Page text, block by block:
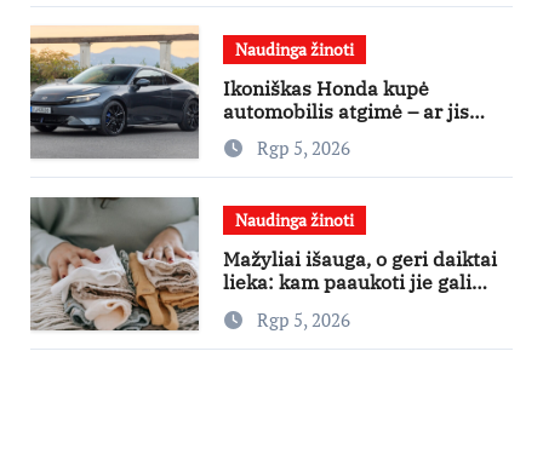
Naudinga žinoti
Ikoniškas Honda kupė
automobilis atgimė – ar jis
pateisins pirkėjų lūkesčius?
Rgp 5, 2026
Naudinga žinoti
Mažyliai išauga, o geri daiktai
lieka: kam paaukoti jie gali
būti aukso vertės?
Rgp 5, 2026